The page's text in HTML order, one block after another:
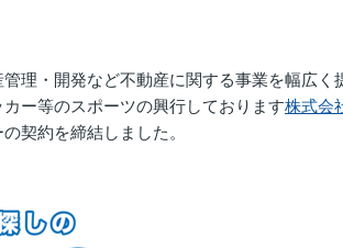
理・開発など不動産に関する事業を幅広く
ー等のスポーツの興行しております株式会
契約を締結しました。